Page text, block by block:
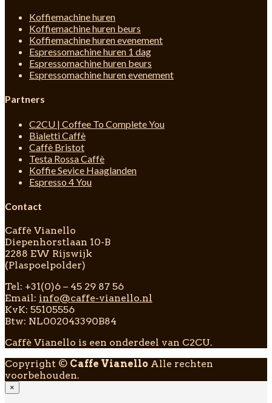
Koffiemachine huren
Koffiemachine huren beurs
Koffiemachine huren evenement
Espressomachine huren 1 dag
Espressomachine huren beurs
Espressomachine huren evenement
Partners
C2CU | Coffee To Complete You
Bialetti Caffè
Caffè Bristot
Testa Rossa Caffè
Koffie Sevice Haaglanden
Espresso 4 You
Contact
Caffè Vianello
Diepenhorstlaan 10-B
2288 EW Rijswijk
(Plaspoelpolder)
Tel: +31(0)6 – 45 29 87 56
Email: info@caffe-vianello.nl
KvK: 55105556
Btw: NL002043390B84
Caffè Vianello is een onderdeel van C2CU.
Copyright © Caffe Vianello Alle rechten
voorbehouden.
×